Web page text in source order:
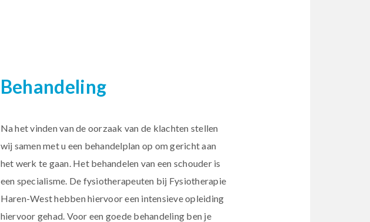
Behandeling
Na het vinden van de oorzaak van de klachten stellen
wij samen met u een behandelplan op om gericht aan
het werk te gaan. Het behandelen van een schouder is
een specialisme. De fysiotherapeuten bij Fysiotherapie
Haren-West hebben hiervoor een intensieve opleiding
hiervoor gehad. Voor een goede behandeling ben je